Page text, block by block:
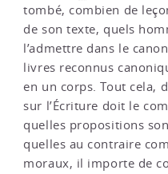
tombé, combien de
de son texte, quels
l’admettre dans le
livres reconnus
en un corps. Tout cela,
sur l’Écriture doit le
quelles propositions
quelles au contraire
moraux, il importe de